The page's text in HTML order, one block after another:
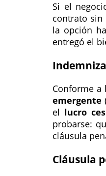
Si el
contrato sin
la opción
entregó el
Conforme a
emergente
el lucro
probarse:
cláusula
Cláusula